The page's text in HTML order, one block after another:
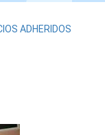
ADHERIDOS